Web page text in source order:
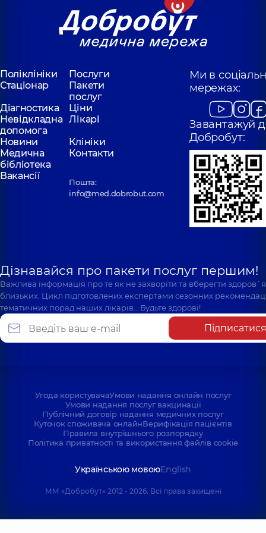
(Героїв Сталінграда),
16-В, м. Київ
Медичний Центр
дорослих на
Позняках
Поліклінікавул.
Олександра Мишуги,
12, м. Київ
Медичний
всієї родини
Позняках
Поліклініка
Драгоманова, 21-
Київ
Поліклініки
Послуги
Стаціонар
Пакети
послуг
Діагностика
Ціни
Невідкладна
допомога
Лікарі
Новини
Клініки
Медична
бібліотека
Контакти
Вакансії
Пошта:
info@med.dobrobut.com
Ми в
мережах:
Завантажуй
Добробут:
Дізнавайся про пакети послуг першим!
Важлива інформація про те як не захворіти та вберегти
близьких. Цикл підготовлених експертами сезонних
тематичних порад наших лікарів… Будьте здорові!
Підписатися
Угода користувачаУмови надання онлайн послуг
Умови надання послуг вакцинації
Публічний договір надання медичних послуг
Куточок споживача онлайнВерифікація пацієнтів
Правила внутрішнього розпорядку
Політика приватності та використання файлів cookie
Українською мовоюEnglish
ММ «Добробут» 2012 - 2026. Всі права захищені